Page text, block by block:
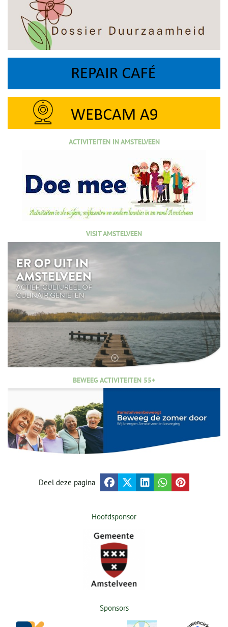
ACTIVITEITEN IN AMSTELVEEN
VISIT AMSTELVEEN
BEWEEG ACTIVITEITEN 55+
Deel deze pagina
Hoofdsponsor
Sponsors